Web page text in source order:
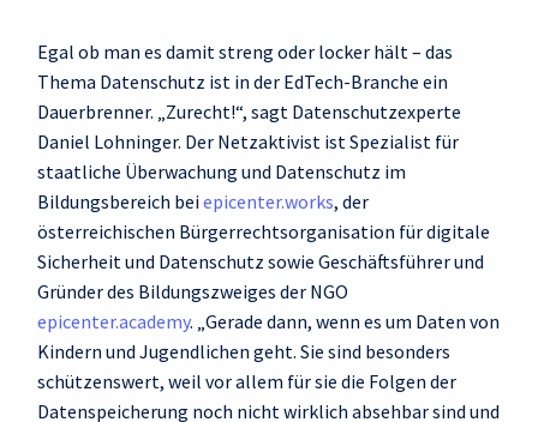
Egal ob man es damit streng oder locker hält – das
Thema Datenschutz ist in der EdTech-Branche ein
Dauerbrenner. „Zurecht!“, sagt Datenschutzexperte
Daniel Lohninger. Der Netzaktivist ist Spezialist für
staatliche Überwachung und Datenschutz im
Bildungsbereich beiepicenter.works, der
österreichischen Bürgerrechtsorganisation für digitale
Sicherheit und Datenschutz sowie Geschäftsführer und
Gründer des Bildungszweiges der NGO
epicenter.academy. „Gerade dann, wenn es um Daten von
Kindern und Jugendlichen geht. Sie sind besonders
schützenswert, weil vor allem für sie die Folgen der
Datenspeicherung noch nicht wirklich absehbar sind und